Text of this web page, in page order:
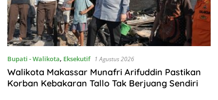
Bupati - Walikota, Eksekutif 1 Agustus 2026
Walikota Makassar Munafri Arifuddin Pastikan
Korban Kebakaran Tallo Tak Berjuang Sendiri